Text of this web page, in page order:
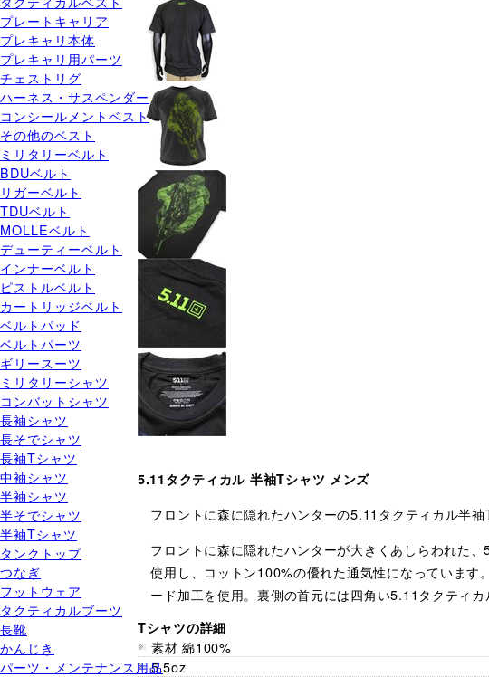
プレートキャリア
プレキャリ本体
プレキャリ用パーツ
チェストリグ
ハーネス・サスペンダー
コンシールメントベスト
その他のベスト
ミリタリーベルト
BDUベルト
リガーベルト
TDUベルト
MOLLEベルト
デューティーベルト
インナーベルト
ピストルベルト
カートリッジベルト
ベルトパッド
ベルトパーツ
ギリースーツ
ミリタリーシャツ
コンバットシャツ
長袖シャツ
長そでシャツ
長袖Tシャツ
中袖シャツ
半袖シャツ
半そでシャツ
半袖Tシャツ
タンクトップ
つなぎ
フットウェア
タクティカルブーツ
長靴
かんじき
パーツ・メンテナンス用品
5.11タクティカル 半袖Tシャツ メンズ
フロントに森に隠れたハンターの5.11タクティカル半袖
フロントに森に隠れたハンターが大きくあしらわれた
使用し、コットン100%の優れた通気性になっています
ード加工を使用。裏側の首元には四角い5.11タクティカ
Tシャツの詳細
素材 綿100%
5.5oz